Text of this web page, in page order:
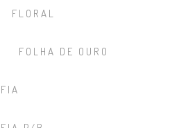
FLORAL
FOLHA DE OURO